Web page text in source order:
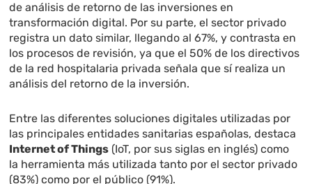
de análisis de retorno de las inversiones en
transformación digital. Por su parte, el sector privado
registra un dato similar, llegando al 67%, y contrasta en
los procesos de revisión, ya que el 50% de los directivos
de la red hospitalaria privada señala que sí realiza un
análisis del retorno de la inversión.
Entre las diferentes soluciones digitales utilizadas por
las principales entidades sanitarias españolas, destaca
Internet of Things (IoT, por sus siglas en inglés) como
la herramienta más utilizada tanto por el sector privado
(83%) como por el público (91%).